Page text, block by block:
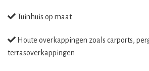
Tuinhuis op maat
Houte overkappingen zoals carports,
terrasoverkappingen